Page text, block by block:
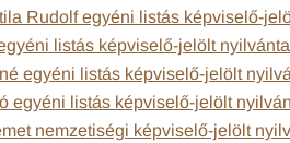
Rudolf egyéni listás képviselő-
listás képviselő-jelölt
egyéni listás képviselő-jelölt
egyéni listás képviselő-jelölt
nemzetiségi képviselő-jelölt